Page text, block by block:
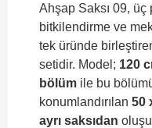
Ahşap Saksı 09, üç
bitkilendirme ve
tek üründe
setidir. Model; 120
bölüm ile bu
konumlandırılan 50
ayrı saksıdan